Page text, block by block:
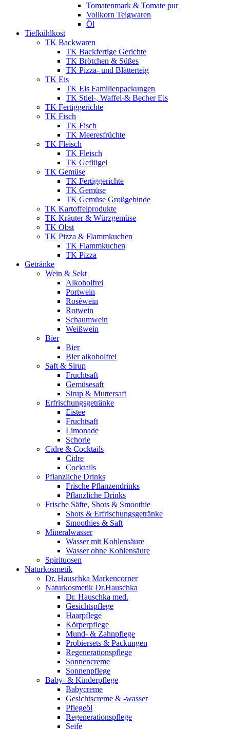
Tomatenmark & Tomate pur
Vollkorn Teigwaren
Öl
Tiefkühlkost
TK Backwaren
TK Backfertige Gerichte
TK Brötchen & Süßes
TK Pizza- und Blätterteig
TK Eis
TK Eis Familienpackungen
TK Stiel-, Waffel-& Becher Eis
TK Fertiggerichte
TK Fisch
TK Fisch
TK Meeresfrüchte
TK Fleisch
TK Fleisch
TK Geflügel
TK Gemüse
TK Fertiggerichte
TK Gemüse
TK Gemüse Großgebinde
TK Kartoffelprodukte
TK Kräuter & Würzgemüse
TK Obst
TK Pizza & Flammkuchen
TK Flammkuchen
TK Pizza
Getränke
Wein & Sekt
Alkoholfrei
Portwein
Roséwein
Rotwein
Schaumwein
Weißwein
Bier
Bier
Bier alkoholfrei
Saft & Sirup
Fruchtsaft
Gemüsesaft
Sirup & Muttersaft
Erfrischungsgetränke
Eistee
Fruchtsaft
Limonade
Schorle
Cidre & Cocktails
Cidre
Cocktails
Pflanzliche Drinks
Frische Pflanzendrinks
Pflanzliche Drinks
Frische Säfte, Shots & Smoothie
Shots & Erfrischungsgetränke
Smoothies & Saft
Mineralwasser
Wasser mit Kohlensäure
Wasser ohne Kohlensäure
Spirituosen
Naturkosmetik
Dr. Hauschka Markencorner
Naturkosmetik Dr.Hauschka
Dr. Hauschka med.
Gesichtspflege
Haarpflege
Körperpflege
Mund- & Zahnpflege
Probiersets & Packungen
Regenerationspflege
Sonnencreme
Sonnenpflege
Baby- & Kinderpflege
Babycreme
Gesichtscreme & -wasser
Pflegeöl
Regenerationspflege
Seife